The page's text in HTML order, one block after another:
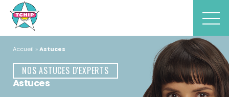
Accueil Astuces
NOS ASTUCES D'EXPERTS
Astuces